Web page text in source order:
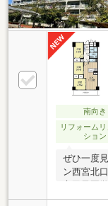
南向き
リフォーム
ション
ぜひ一度
ン西宮北
2駅利用で